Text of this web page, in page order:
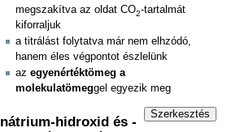
megszakítva az oldat CO2-tartalmát
kiforraljuk
a titrálást folytatva már nem elhzódó,
hanem éles végpontot észlelünk
az egyenértéktömeg a
molekulatömeggel egyezik meg
Szerkesztés
nátrium-hidroxid és -